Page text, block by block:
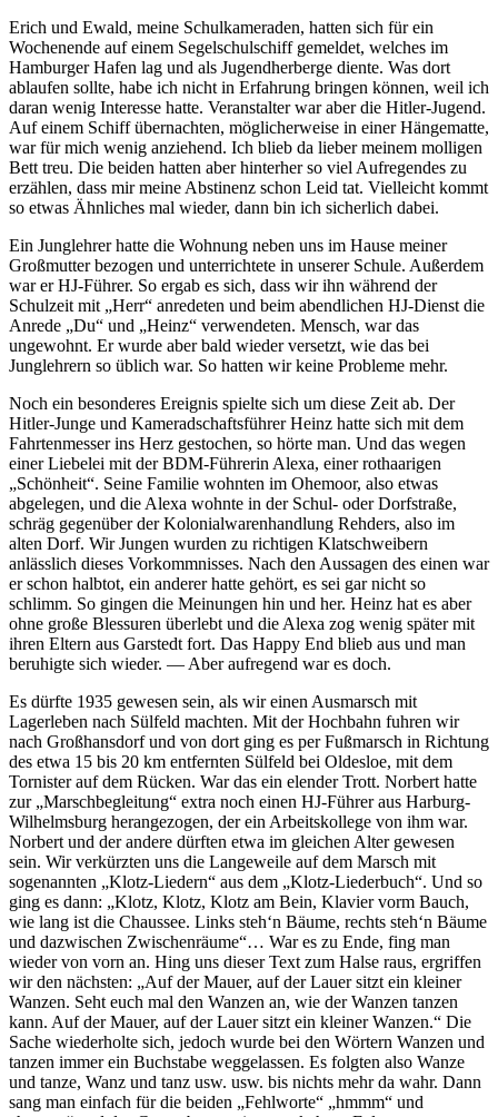
Erich und Ewald, meine Schulkameraden, hatten sich für ein
Wochenende auf einem Segelschulschiff gemeldet, welches im
Hamburger Hafen lag und als Jugendherberge diente. Was dort
ablaufen sollte, habe ich nicht in Erfahrung bringen können, weil ich
daran wenig Interesse hatte. Veranstalter war aber die Hitler-Jugend.
Auf einem Schiff übernachten, möglicherweise in einer Hängematte,
war für mich wenig anziehend. Ich blieb da lieber meinem molligen
Bett treu. Die beiden hatten aber hinterher so viel Aufregendes zu
erzählen, dass mir meine Abstinenz schon Leid tat. Vielleicht kommt
so etwas Ähnliches mal wieder, dann bin ich sicherlich dabei.
Ein Junglehrer hatte die Wohnung neben uns im Hause meiner
Großmutter bezogen und unterrichtete in unserer Schule. Außerdem
war er HJ-Führer. So ergab es sich, dass wir ihn während der
Schulzeit mit
Herr
anredeten und beim abendlichen HJ-Dienst die
Anrede
Du und Heinz
verwendeten. Mensch, war das
ungewohnt. Er wurde aber bald wieder versetzt, wie das bei
Junglehrern so üblich war. So hatten wir keine Probleme mehr.
Noch ein besonderes Ereignis spielte sich um diese Zeit ab. Der
Hitler-Junge und Kameradschaftsführer Heinz hatte sich mit dem
Fahrtenmesser ins Herz gestochen, so hörte man. Und das wegen
einer Liebelei mit der BDM-Führerin Alexa, einer rothaarigen
Schönheit . Seine Familie wohnten im Ohemoor, also etwas
abgelegen, und die Alexa wohnte in der Schul- oder Dorfstraße,
schräg gegenüber der Kolonialwarenhandlung Rehders, also im
alten Dorf. Wir Jungen wurden zu richtigen Klatschweibern
anlässlich dieses Vorkommnisses. Nach den Aussagen des einen war
er schon halbtot, ein anderer hatte gehört, es sei gar nicht so
schlimm. So gingen die Meinungen hin und her. Heinz hat es aber
ohne große Blessuren überlebt und die Alexa zog wenig später mit
ihren Eltern aus Garstedt fort. Das Happy End blieb aus und man
beruhigte sich wieder. — Aber aufregend war es doch.
Es dürfte 1935 gewesen sein, als wir einen Ausmarsch mit
Lagerleben nach Sülfeld machten. Mit der Hochbahn fuhren wir
nach Großhansdorf und von dort ging es per Fußmarsch in Richtung
des etwa 15 bis 20 km entfernten Sülfeld bei Oldesloe, mit dem
Tornister auf dem Rücken. War das ein elender Trott. Norbert hatte
zur Marschbegleitung
extra noch einen HJ-Führer aus Harburg-
Wilhelmsburg herangezogen, der ein Arbeitskollege von ihm war.
Norbert und der andere dürften etwa im gleichen Alter gewesen
sein. Wir verkürzten uns die Langeweile auf dem Marsch mit
sogenannten
Klotz-Liedern aus dem Klotz-Liederbuch . Und so
ging es dann:
Klotz, Klotz, Klotz am Bein, Klavier vorm Bauch,
wie lang ist die Chaussee. Links steh‘n Bäume, rechts steh‘n Bäume
und dazwischen Zwischenräume … War es zu Ende, fing man
wieder von vorn an. Hing uns dieser Text zum Halse raus, ergriffen
wir den nächsten:
Auf der Mauer, auf der Lauer sitzt ein kleiner
Wanzen. Seht euch mal den Wanzen an, wie der Wanzen tanzen
kann. Auf der Mauer, auf der Lauer sitzt ein kleiner Wanzen.
Die
Sache wiederholte sich, jedoch wurde bei den Wörtern Wanzen und
tanzen immer ein Buchstabe weggelassen. Es folgten also Wanze
und tanze, Wanz und tanz usw. usw. bis nichts mehr da wahr. Dann
sang man einfach für die beiden
Fehlworte hmmm
und